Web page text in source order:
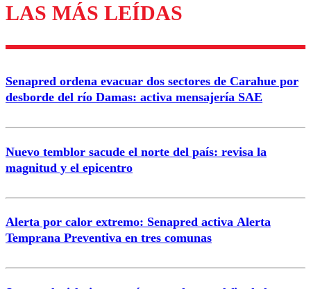
Enviar comentario
LAS MÁS LEÍDAS
Senapred ordena evacuar dos sectores de Carahue por
desborde del río Damas: activa mensajería SAE
Nuevo temblor sacude el norte del país: revisa la
magnitud y el epicentro
Alerta por calor extremo: Senapred activa Alerta
Temprana Preventiva en tres comunas